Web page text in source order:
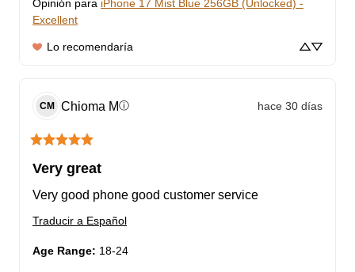
Opinión para iPhone 17 Mist Blue 256GB (Unlocked) -
Excellent
Lo recomendaría
CM Chioma Mⓘ hace 30 días
Very great
Very good phone good customer service
Traducir a Español
Age Range: 18-24